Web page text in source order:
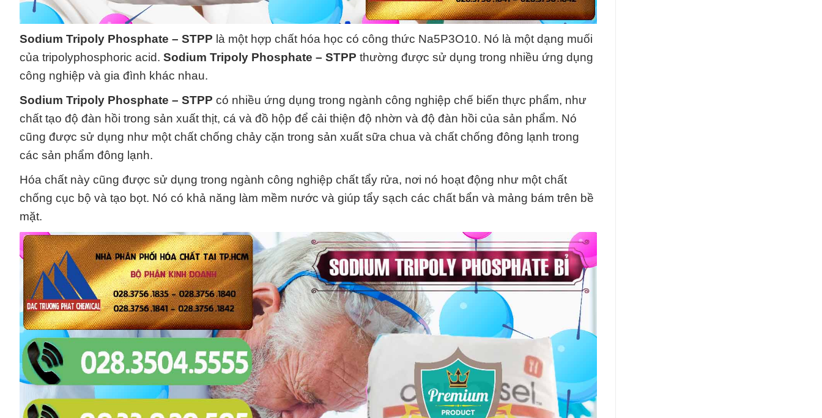
Sodium Tripoly Phosphate – STPP là một hợp chất hóa học có công thức Na5P3O10. Nó là một dạng muối
của tripolyphosphoric acid. Sodium Tripoly Phosphate – STPP thường được sử dụng trong nhiều ứng dụng
công nghiệp và gia đình khác nhau.
Sodium Tripoly Phosphate – STPP có nhiều ứng dụng trong ngành công nghiệp chế biến thực phẩm, như
chất tạo độ đàn hồi trong sản xuất thịt, cá và đồ hộp để cải thiện độ nhờn và độ đàn hồi của sản phẩm. Nó
cũng được sử dụng như một chất chống chảy cặn trong sản xuất sữa chua và chất chống đông lạnh trong
các sản phẩm đông lạnh.
Hóa chất này cũng được sử dụng trong ngành công nghiệp chất tẩy rửa, nơi nó hoạt động như một chất
chống cục bộ và tạo bọt. Nó có khả năng làm mềm nước và giúp tẩy sạch các chất bẩn và mảng bám trên bề
mặt.